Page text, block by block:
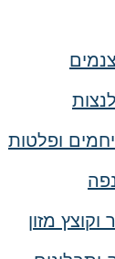
ופלטות
מזון